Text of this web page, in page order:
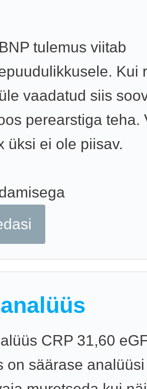
tulemus viitab
Kui
vaadatud siis
perearstiga teha.
üksi ei ole piisav.
CRP 31,60
on säärase